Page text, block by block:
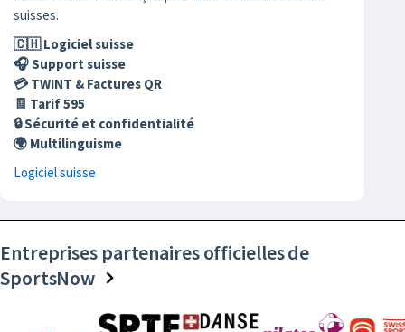
suisses.
🇨🇭 Logiciel suisse
🎧 Support suisse
💳 TWINT & Factures QR
🧾 Tarif 595
🔒 Sécurité et confidentialité
🌍 Multilinguisme
Logiciel suisse
Entreprises partenaires officielles de
SportsNow